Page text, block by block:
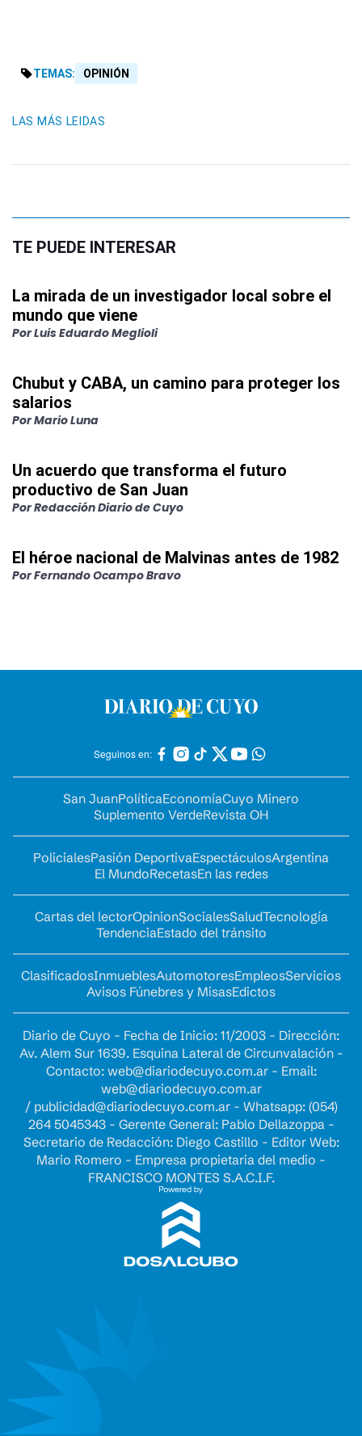
TEMAS: OPINIÓN
LAS MÁS LEIDAS
TE PUEDE INTERESAR
La mirada de un investigador local sobre el
mundo que viene
PorLuis Eduardo Meglioli
Chubut y CABA, un camino para proteger los
salarios
PorMario Luna
Un acuerdo que transforma el futuro
productivo de San Juan
PorRedacción Diario de Cuyo
El héroe nacional de Malvinas antes de 1982
PorFernando Ocampo Bravo
Seguinos en:
San JuanPolíticaEconomíaCuyo Minero
Suplemento VerdeRevista OH
PolicialesPasión DeportivaEspectáculosArgentina
El MundoRecetasEn las redes
Cartas del lectorOpinionSocialesSaludTecnología
TendenciaEstado del tránsito
ClasificadosInmueblesAutomotoresEmpleosServicios
Avisos Fúnebres y MisasEdictos
Diario de Cuyo - Fecha de Inicio: 11/2003 - Dirección:
Av. Alem Sur 1639. Esquina Lateral de Circunvalación -
Contacto: web@diariodecuyo.com.ar- Email:
web@diariodecuyo.com.ar
/ publicidad@diariodecuyo.com.ar- Whatsapp: (054)
264 5045343 - Gerente General: Pablo Dellazoppa -
Secretario de Redacción: Diego Castillo - Editor Web:
Mario Romero - Empresa propietaria del medio -
FRANCISCO MONTES S.A.C.I.F.